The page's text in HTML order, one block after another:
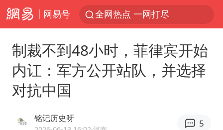
网易号 全网热点 一网打尽
制裁不到48小时，菲律宾开始
内讧：军方公开站队，并选择
对抗中国
铭记历史呀 5